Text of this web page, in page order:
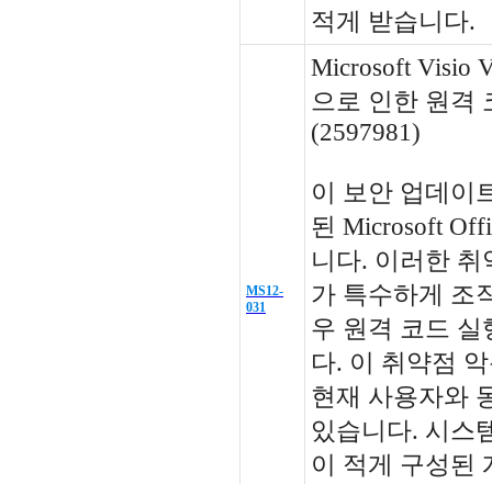
적게 받습니다.
MS12-
031
Microsoft Visio
으로 인한 원격
(2597981)
이 보안 업데이
된 Microsoft
니다. 이러한
가 특수하게 조
우 원격 코드 실
다. 이 취약점
현재 사용자와
있습니다. 시스
이 적게 구성된